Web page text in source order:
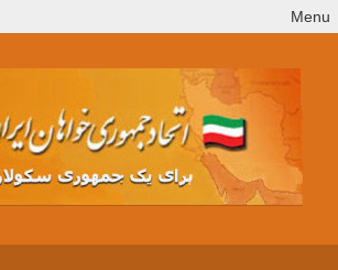
to
Menu